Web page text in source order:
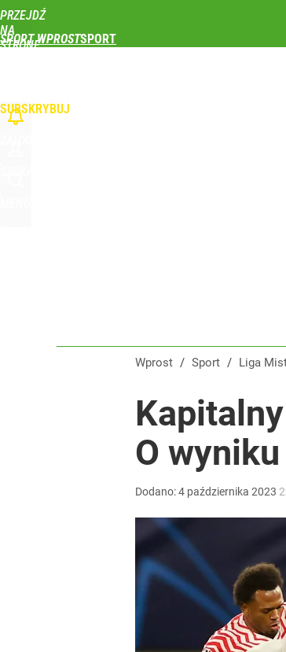
PRZEJDŹ
NA
STRONĘ
SPORT WPROST
SUBSKRYBUJ
Wprost / Sport / Liga
O
Dodano:4 października 2023